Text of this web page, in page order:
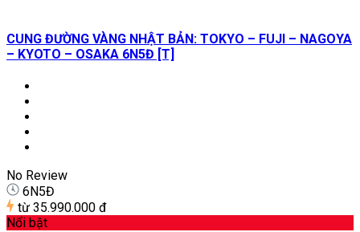
CUNG ĐƯỜNG VÀNG NHẬT BẢN: TOKYO – FUJI – NAGOYA
– KYOTO – OSAKA 6N5Đ [T]
No Review
6N5Đ
từ 35.990.000 đ
Nổi bật